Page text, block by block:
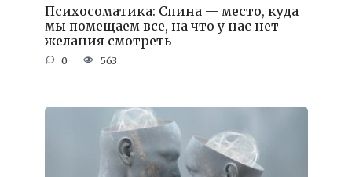
Психосоматика: Спина — место, куда
мы помещаем все, на что у нас нет
желания смотреть
0 563